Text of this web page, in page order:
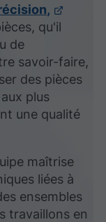
qu'il
de
savoir-faire,
des pièces
plus
une qualité
maîtrise
liées à
ensembles
travaillons en